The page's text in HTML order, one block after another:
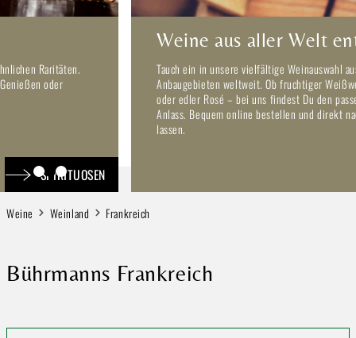
Weine aus aller Welt entdecken
Tauch ein in unsere vielfältige Weinauswahl aus renommierten
Anbaugebieten weltweit. Ob fruchtiger Weißwein, kräftiger Rotwein
oder edler Rosé – bei uns findest Du den passenden Wein für jeden
Anlass. Bequem online bestellen und direkt nach Hause liefern
Weine Weinland Frankreich
Bührmanns Frankreich